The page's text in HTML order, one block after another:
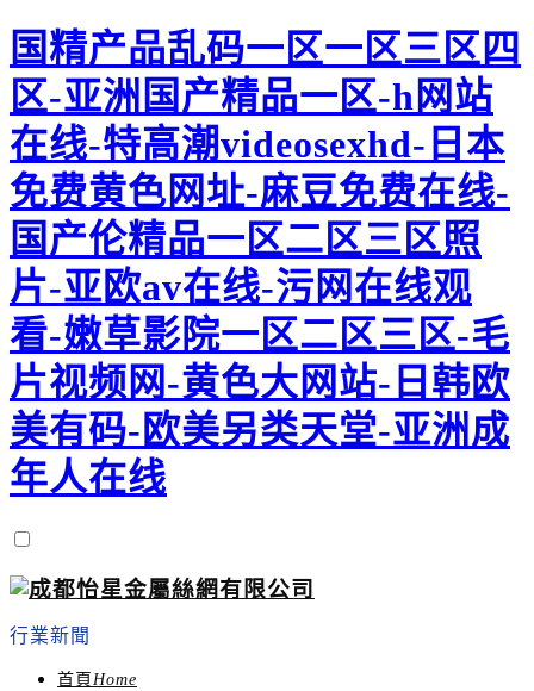
国精产品乱码一区一区三区四
区-亚洲国产精品一区-h网站
在线-特高潮videosexhd-日本
免费黄色网址-麻豆免费在线-
国产伦精品一区二区三区照
片-亚欧av在线-污网在线观
看-嫩草影院一区二区三区-毛
片视频网-黄色大网站-日韩欧
美有码-欧美另类天堂-亚洲成
年人在线
行業新聞
首頁 Home